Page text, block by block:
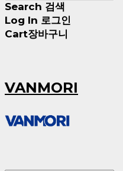
Search 검색
Log In 로그인
Cart장바구니
VANMORI